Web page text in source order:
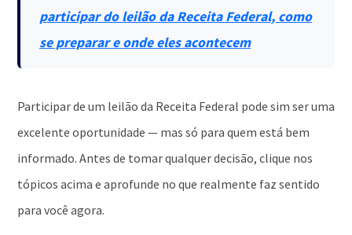
participar do leilão da Receita Federal, como
se preparar e onde eles acontecem
Participar de um leilão da Receita Federal pode sim ser uma
excelente oportunidade — mas só para quem está bem
informado. Antes de tomar qualquer decisão, clique nos
tópicos acima e aprofunde no que realmente faz sentido
para você agora.